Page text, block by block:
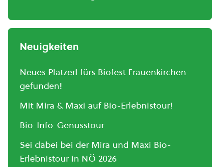
Neuigkeiten
Neues Platzerl fürs Biofest Frauenkirchen
gefunden!
Mit Mira & Maxi auf Bio-Erlebnistour!
Bio-Info-Genusstour
Sei dabei bei der Mira und Maxi Bio-
Erlebnistour in NÖ 2026